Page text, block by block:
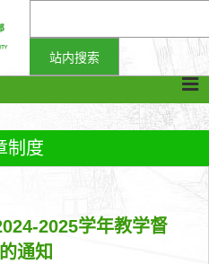
制度
2025学年教学督
通知